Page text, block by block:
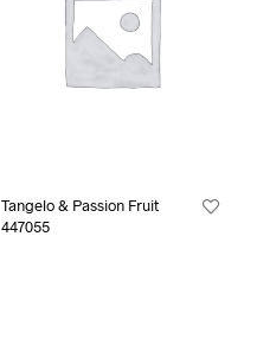
Tangelo & Passion Fruit
447055